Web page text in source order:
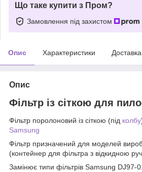
Що таке купити з Пром?
Замовлення під захистом
Опис Характеристики Доставка
Опис
Фільтр із сіткою для
Фільтр поролоновий із сіткою (під колбу
Samsung
Фільтр призначений для моделей
(контейнер для фільтра з відкидною
Замінює типи фільтрів Samsung DJ97-